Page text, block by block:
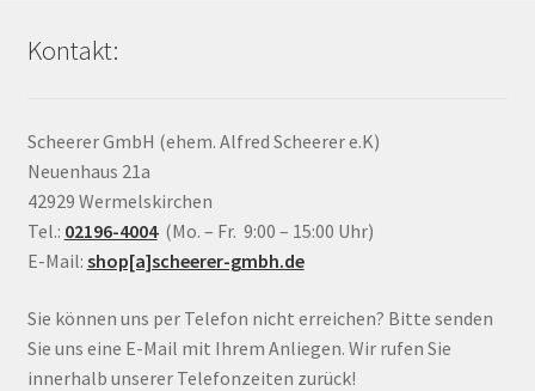
Kontakt:
Scheerer GmbH (ehem. Alfred Scheerer e.K)
Neuenhaus 21a
42929 Wermelskirchen
Tel.: 02196-4004(Mo. – Fr. 9:00 – 15:00 Uhr)
E-Mail: shop[a]scheerer-gmbh.de
Sie können uns per Telefon nicht erreichen? Bitte senden
Sie uns eine E-Mail mit Ihrem Anliegen. Wir rufen Sie
innerhalb unserer Telefonzeiten zurück!